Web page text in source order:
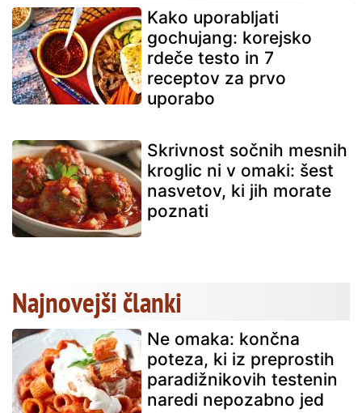
Kako uporabljati
gochujang: korejsko
rdeče testo in 7
receptov za prvo
uporabo
Skrivnost sočnih mesnih
kroglic ni v omaki: šest
nasvetov, ki jih morate
poznati
Najnovejši članki
Ne omaka: končna
poteza, ki iz preprostih
paradižnikovih testenin
naredi nepozabno jed